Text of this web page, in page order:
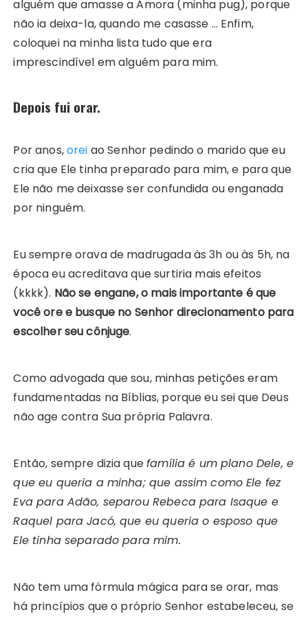
alguém que amasse a Amora (minha pug), porque
não ia deixa-la, quando me casasse … Enfim,
coloquei na minha lista tudo que era
imprescindível em alguém para mim.
Depois fui orar.
Por anos,orei ao Senhor pedindo o marido que eu
cria que Ele tinha preparado para mim, e para que
Ele não me deixasse ser confundida ou enganada
por ninguém.
Eu sempre orava de madrugada às 3h ou às 5h, na
época eu acreditava que surtiria mais efeitos
(kkkk). Não se engane, o mais importante é que
você ore e busque no Senhor direcionamento para
escolher seu cônjuge.
Como advogada que sou, minhas petições eram
fundamentadas na Bíblias, porque eu sei que Deus
não age contra Sua própria Palavra.
Então, sempre dizia quefamília é um plano Dele, e
que eu queria a minha; que assim como Ele fez
Eva para Adão, separou Rebeca para Isaque e
Raquel para Jacó, que eu queria o esposo que
Ele tinha separado para mim.
Não tem uma fórmula mágica para se orar, mas
há princípios que o próprio Senhor estabeleceu, se